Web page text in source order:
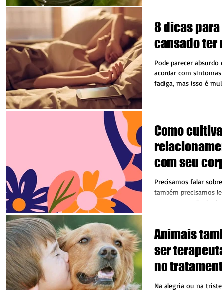
8 dicas
cansado ter
Pode parecer
acordar com
fadiga, mas isso é
Como
com seu
Precisamos falar
também precisamos
ser a consequência
Animais
ser
no
doenças
Na alegria ou na